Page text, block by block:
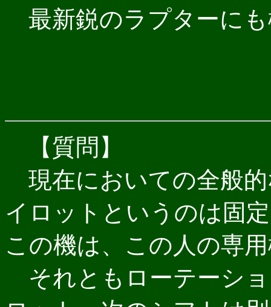
最新鋭のラプターに
【質問】
現在においての全般
イロットというのは固
この機は、この人の専
それともローテーシ